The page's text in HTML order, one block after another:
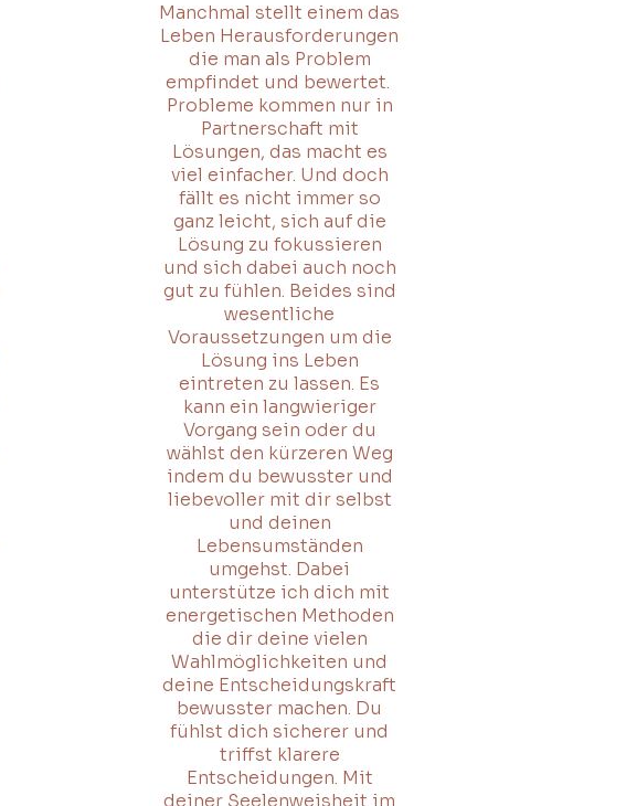
Manchmal stellt einem das
Leben Herausforderungen
die man als Problem
empfindet und bewertet.
Probleme kommen nur in
Partnerschaft mit
Lösungen, das macht es
viel einfacher. Und doch
fällt es nicht immer so
ganz leicht, sich auf die
Lösung zu fokussieren
und sich dabei auch noch
gut zu fühlen. Beides sind
wesentliche
Voraussetzungen um die
Lösung ins Leben
eintreten zu lassen. Es
kann ein langwieriger
Vorgang sein oder du
wählst den kürzeren Weg
indem du bewusster und
liebevoller mit dir selbst
und deinen
Lebensumständen
umgehst. Dabei
unterstütze ich dich mit
energetischen Methoden
die dir deine vielen
Wahlmöglichkeiten und
deine Entscheidungskraft
bewusster machen. Du
fühlst dich sicherer und
triffst klarere
Entscheidungen. Mit
deiner Seelenweisheit im